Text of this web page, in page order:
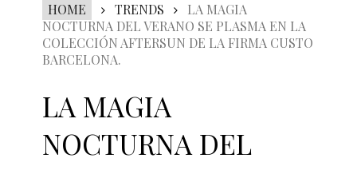
HOME TRENDS
LA MAGIA
NOCTURNA DEL VERANO SE PLASMA EN LA
COLECCIÓN AFTERSUN DE LA FIRMA CUSTO
BARCELONA.
LA MAGIA
NOCTURNA DEL